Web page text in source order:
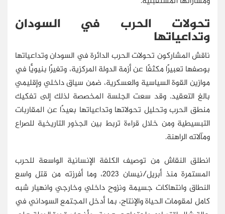
تحولات الحرب في السودان
وتداعياتها
ناقش المشاركون تحولات الحرب الدائرة في السودان وتداعياتها
بوصفها تعبيرًا مكثفًا عن أزمة الدولة المركزية، وتغيرًا بنيويًّا في
موازين القوة السياسية والعسكرية، ضمن سياق داخلي وإقليمي
بالغ التعقيد. وقد سعت الجلسة المخصصة لذلك إلى تفكيك
منطق الحرب وتحليل تحولاتها وتداعياتها بعيدًا عن المقاربات
التبسيطية ومن خلال قراءة تربط بين الجذور التاريخية للصراع
ومآلاته الراهنة.
انطلق النقاش من توصيف الكلفة الإنسانية الواسعة للحرب
المستمرة منذ أبريل/نيسان 2023، وما أفرزته من قتل واسع
النطاق وانتهاكات جسيمة ونزوح داخلي وخارجي وانهيار شبه
كامل لمقومات الحياة والإنتاج، بما أدخل المجتمع السوداني في